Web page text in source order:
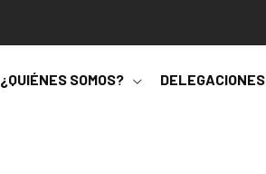
¿QUIÉNES SOMOS? DELEGACIONES